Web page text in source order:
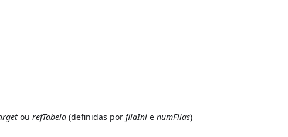
ourefTabela (definidas porfilaIni enumFilas)